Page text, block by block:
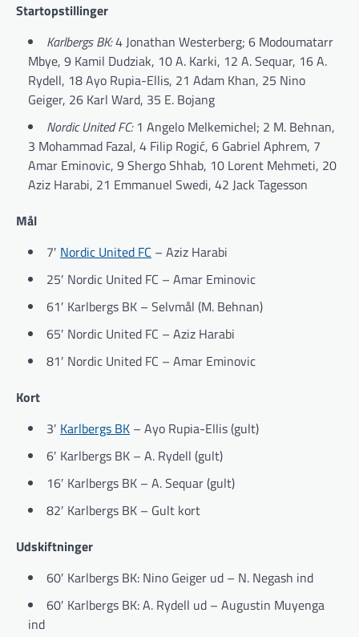
Startopstillinger
Karlbergs BK:4 Jonathan Westerberg; 6 Modoumatarr
Mbye, 9 Kamil Dudziak, 10 A. Karki, 12 A. Sequar, 16 A.
Rydell, 18 Ayo Rupia-Ellis, 21 Adam Khan, 25 Nino
Geiger, 26 Karl Ward, 35 E. Bojang
Nordic United FC:1 Angelo Melkemichel; 2 M. Behnan,
3 Mohammad Fazal, 4 Filip Rogić, 6 Gabriel Aphrem, 7
Amar Eminovic, 9 Shergo Shhab, 10 Lorent Mehmeti, 20
Aziz Harabi, 21 Emmanuel Swedi, 42 Jack Tagesson
Mål
7′ Nordic United FC – Aziz Harabi
25′ Nordic United FC – Amar Eminovic
61′ Karlbergs BK – Selvmål (M. Behnan)
65′ Nordic United FC – Aziz Harabi
81′ Nordic United FC – Amar Eminovic
Kort
3′ Karlbergs BK – Ayo Rupia-Ellis (gult)
6′ Karlbergs BK – A. Rydell (gult)
16′ Karlbergs BK – A. Sequar (gult)
82′ Karlbergs BK – Gult kort
Udskiftninger
60′ Karlbergs BK: Nino Geiger ud – N. Negash ind
60′ Karlbergs BK: A. Rydell ud – Augustin Muyenga
ind